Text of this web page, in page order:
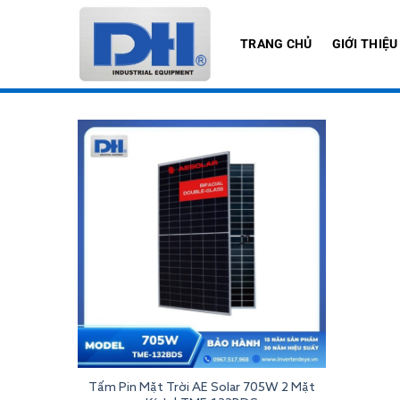
TRANG CHỦ GIỚI THIỆU
Tấm Pin Mặt Trời AE Solar 705W 2 Mặt